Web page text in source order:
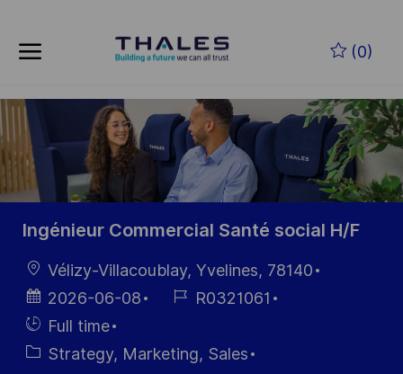
(0)
-
Ingénieur Commercial Santé social H/F
Ort Vélizy-Villacoublay, Yvelines, 78140
Datum der
Veröffentlichung
2026-06-08
Job- R0321061
Einstellunngstyp
Full time
Kategorie
Strategy, Marketing, Sales